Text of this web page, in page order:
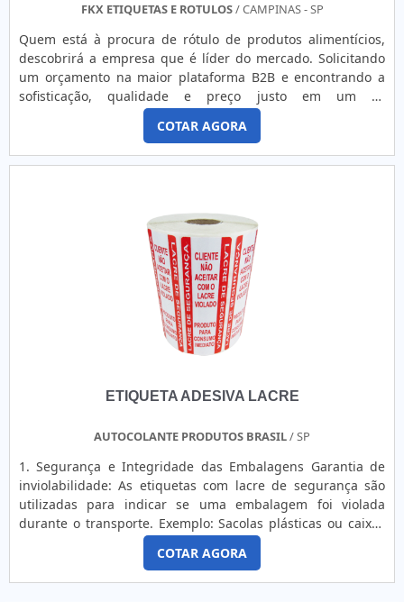
FKX ETIQUETAS E ROTULOS/ CAMPINAS - SP
Quem está à procura de rótulo de produtos alimentícios,
descobrirá a empresa que é líder do mercado. Solicitando
um orçamento na maior plataforma B2B e encontrando a
sofisticação, qualidade e preço justo em um só
lugar.Quando a questão é rótulos de produtos alimentícios,
com os profissionais especializados da FKX Etiquetas e
Rótulos poderá encontrar precisão com rótulos e etiquetas
adequados para cada situação.UM POUCO MAIS SOBRE
eficientes de demonstrar competência e excelência em sua
área de atuação. A FKX Etiquetas e Rótulos foca sua energia
em criar uma estrutura com: Escritório de alta qualidade
onde são realizadas as atividades; Presença em todo o
território nacional; Tecnologia de ponta. Tudo pensando em
rótulos de produtos alimentícios com assertividade. Sem
perder o foco em rótulo de produtos alimentícios, mais do
que visar apenas lucratividade, deve oferecer produtos e
serviços que tenham ótima qualidade e proteção, pontos
empresas que visam apenas o lucro, deixando a desejar nos
Etiquetas e Rótulos é altamente qualificada quando
objetivo é disponibilizar tudo que há de mais atual para
garantir a qualidade final para cada cliente. O quadro de
colaboradores é formado por uma equipe treinada e
capacitada que terá o maior prazer em auxiliar com suas
dúvidas.PARTICULARIDADES SINGULARES DA
EMPRESASomente na FKX Etiquetas e Rótulos as melhores
opções sempre estão à disposição quando se procura
COTAR AGORA
ETIQUETA ADESIVA LACRE
AUTOCOLANTE PRODUTOS BRASIL/ SP
1. Segurança e Integridade das Embalagens Garantia de
inviolabilidade: As etiquetas com lacre de segurança são
utilizadas para indicar se uma embalagem foi violada
durante o transporte. Exemplo: Sacolas plásticas ou caixas
de papelão usadas em entregas de alimentos, bebidas ou
produtos sensíveis. Prevenção de manipulação incorreta:
Essenciais para evitar que pedidos sejam abertos ou
COTAR AGORA